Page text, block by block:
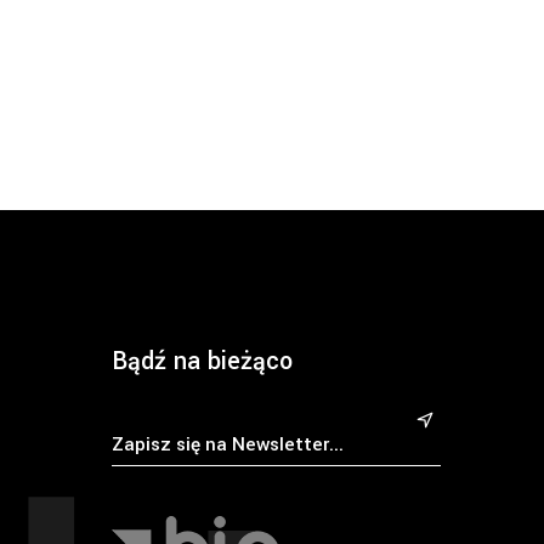
Bądź na bieżąco
&